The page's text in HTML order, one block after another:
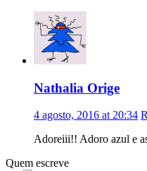
Nathalia Orige
4 agosto, 2016 at 20:34
Adoreiii!! Adoro azul e
Quem escreve